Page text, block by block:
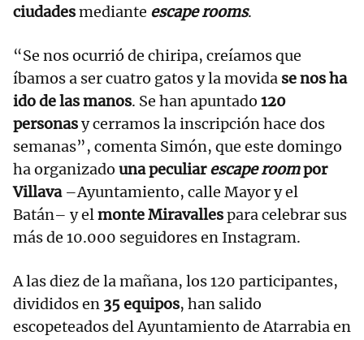
ciudadesmediante escape rooms.
“Se nos ocurrió de chiripa, creíamos que
íbamos a ser cuatro gatos y la movida se nos ha
ido de las manos. Se han apuntado 120
personasy cerramos la inscripción hace dos
semanas”, comenta Simón, que este domingo
ha organizado una peculiarescape roompor
Villava–Ayuntamiento, calle Mayor y el
Batán– y elmonte Miravallespara celebrar sus
más de 10.000 seguidores en Instagram.
A las diez de la mañana, los 120 participantes,
divididos en 35 equipos, han salido
escopeteados del Ayuntamiento de Atarrabia en